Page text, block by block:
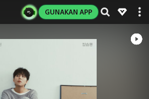
GUNAKAN APP